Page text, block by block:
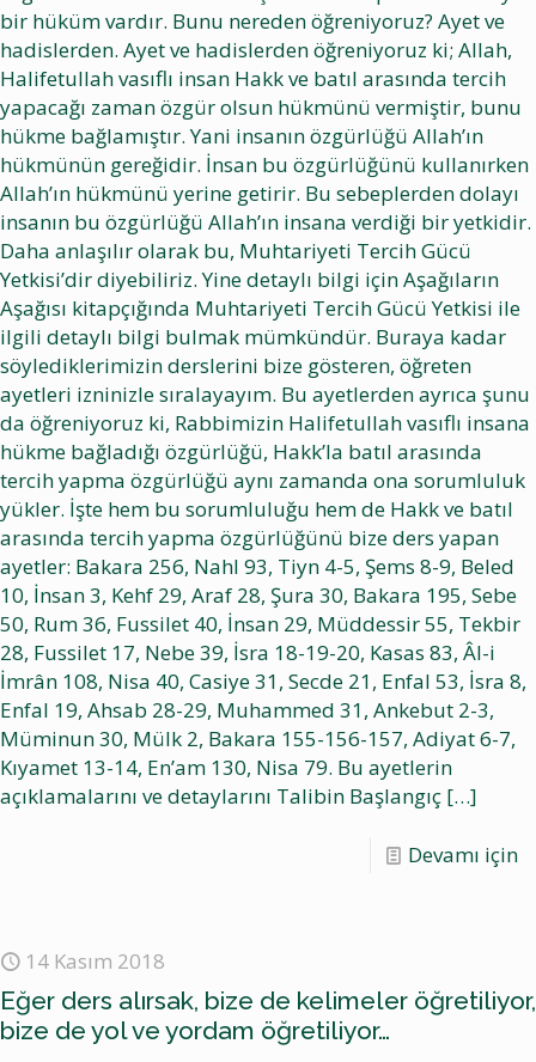
bir hüküm vardır. Bunu nereden öğreniyoruz? Ayet ve
hadislerden. Ayet ve hadislerden öğreniyoruz ki; Allah,
Halifetullah vasıflı insan Hakk ve batıl arasında tercih
yapacağı zaman özgür olsun hükmünü vermiştir, bunu
hükme bağlamıştır. Yani insanın özgürlüğü Allah’ın
hükmünün gereğidir. İnsan bu özgürlüğünü kullanırken
Allah’ın hükmünü yerine getirir. Bu sebeplerden dolayı
insanın bu özgürlüğü Allah’ın insana verdiği bir yetkidir.
Daha anlaşılır olarak bu, Muhtariyeti Tercih Gücü
Yetkisi’dir diyebiliriz. Yine detaylı bilgi için Aşağıların
Aşağısı kitapçığında Muhtariyeti Tercih Gücü Yetkisi ile
ilgili detaylı bilgi bulmak mümkündür. Buraya kadar
söylediklerimizin derslerini bize gösteren, öğreten
ayetleri izninizle sıralayayım. Bu ayetlerden ayrıca şunu
da öğreniyoruz ki, Rabbimizin Halifetullah vasıflı insana
hükme bağladığı özgürlüğü, Hakk’la batıl arasında
tercih yapma özgürlüğü aynı zamanda ona sorumluluk
yükler. İşte hem bu sorumluluğu hem de Hakk ve batıl
arasında tercih yapma özgürlüğünü bize ders yapan
ayetler: Bakara 256, Nahl 93, Tiyn 4-5, Şems 8-9, Beled
10, İnsan 3, Kehf 29, Araf 28, Şura 30, Bakara 195, Sebe
50, Rum 36, Fussilet 40, İnsan 29, Müddessir 55, Tekbir
28, Fussilet 17, Nebe 39, İsra 18-19-20, Kasas 83, Âl-i
İmrân 108, Nisa 40, Casiye 31, Secde 21, Enfal 53, İsra 8,
Enfal 19, Ahsab 28-29, Muhammed 31, Ankebut 2-3,
Müminun 30, Mülk 2, Bakara 155-156-157, Adiyat 6-7,
Kıyamet 13-14, En’am 130, Nisa 79. Bu ayetlerin
açıklamalarını ve detaylarını Talibin Başlangıç […]
Devamı için
14 Kasım 2018
Eğer ders alırsak, bize de kelimeler öğretiliyor,
bize de yol ve yordam öğretiliyor…